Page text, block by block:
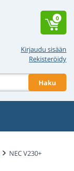
Kirjaudu sisään
Rekisteröidy
Haku
0
NEC V230+